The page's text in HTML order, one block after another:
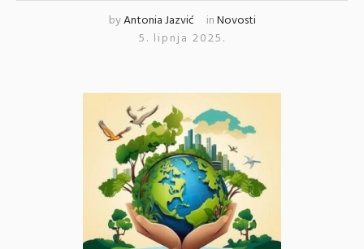
byAntonia Jazvić inNovosti
5. lipnja 2025.